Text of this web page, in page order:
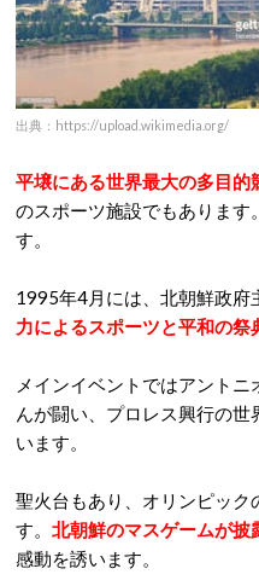
出典：https://upload.wikimedia.org/
平壌にある世界最大の多目的
のスポーツ施設でもありま
す。
1995年4月には、北朝鮮政府
力によるスポーツと平和の祭
メインイベントではアント
んが闘い、プロレス興行の
います。
聖火台もあり、オリンピック
す。 北朝鮮のマスゲームが披
感動を誘います。